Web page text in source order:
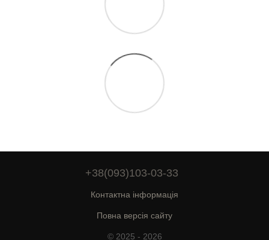
+38(093)103-03-33
Контактна інформація
Повна версія сайту
© 2025 - 2026